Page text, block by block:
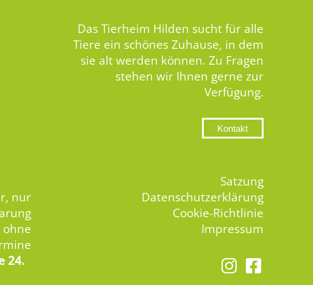
Das Tierheim Hilden sucht für alle
Tiere ein schönes Zuhause, in dem
sie alt werden können. Zu Fragen
stehen wir Ihnen gerne zur
Verfügung.
Kontakt
nur
ohne
24.
Satzung
Datenschutzerklärung
Cookie-Richtlinie
Impressum